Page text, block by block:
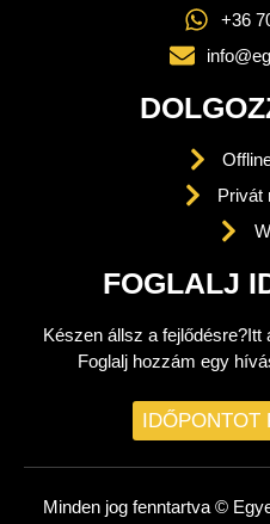
+36
Privát
FOGLALJ
Készen állsz a fejlődésre?Itt
Foglalj hozzám egy
IDŐPONTOT
Minden jog fenntartva ©